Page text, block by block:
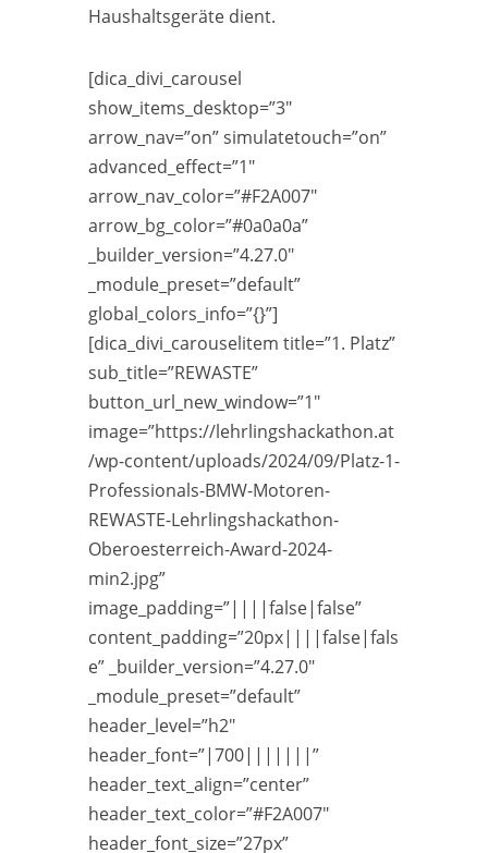
Haushaltsgeräte dient.
[dica_divi_carousel
show_items_desktop=”3″
arrow_nav=”on” simulatetouch=”on”
advanced_effect=”1″
arrow_nav_color=”#F2A007″
arrow_bg_color=”#0a0a0a”
_builder_version=”4.27.0″
_module_preset=”default”
global_colors_info=”{}”]
[dica_divi_carouselitem title=”1. Platz”
sub_title=”REWASTE”
button_url_new_window=”1″
image=”https://lehrlingshackathon.at
/wp-content/uploads/2024/09/Platz-1-
Professionals-BMW-Motoren-
REWASTE-Lehrlingshackathon-
Oberoesterreich-Award-2024-
min2.jpg”
image_padding=”||||false|false”
content_padding=”20px||||false|fals
e” _builder_version=”4.27.0″
_module_preset=”default”
header_level=”h2″
header_font=”|700|||||||”
header_text_align=”center”
header_text_color=”#F2A007″
header_font_size=”27px”